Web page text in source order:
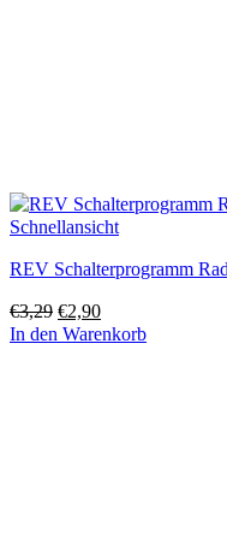
Schnellansicht
REV Schalterprogramm
€3,29 Ursprünglicher
Preis
€2,90Aktueller
Preis
In den Warenkorb